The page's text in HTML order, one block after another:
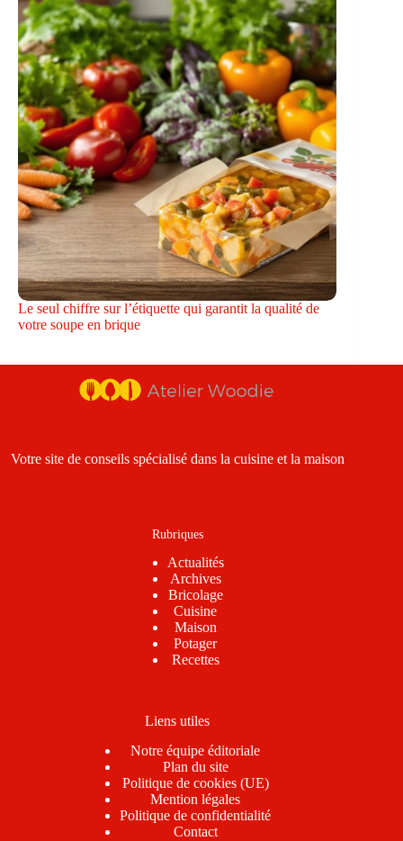
Le seul chiffre sur l’étiquette qui garantit la qualité de
votre soupe en brique
Votre site de conseils spécialisé dans la cuisine et la maison
Rubriques
Actualités
Archives
Bricolage
Cuisine
Maison
Potager
Recettes
Liens utiles
Notre équipe éditoriale
Plan du site
Politique de cookies (UE)
Mention légales
Politique de confidentialité
Contact